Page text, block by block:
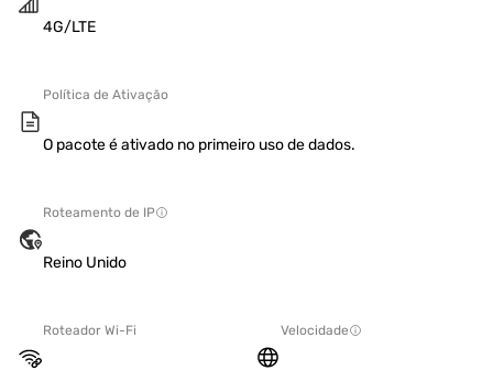
4G/LTE
Política de Ativação
O pacote é ativado no primeiro uso de dados.
Roteamento de IP
Reino Unido
Roteador Wi-Fi Velocidade